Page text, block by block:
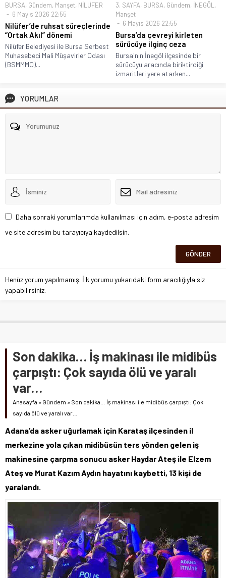
BURSA, Gündem, Manşet, NİLÜFER
6 Mayıs 2026 22:55
Nilüfer’de ruhsat süreçlerinde
“Ortak Akıl” dönemi
Nilüfer Belediyesi ile Bursa Serbest
Muhasebeci Mali Müşavirler Odası
(BSMMMO)...
3. SAYFA, BURSA, Gündem, İNEGÖL ,
Manşet
6 Mayıs 2026 22:55
Bursa’da çevreyi kirleten
sürücüye ilginç ceza
Bursa'nın İnegöl ilçesinde bir
sürücüyü aracında biriktirdiği
izmaritleri yere atarken...
YORUMLAR
Daha sonraki yorumlarımda kullanılması için adım, e-posta adresim
ve site adresim bu tarayıcıya kaydedilsin.
Henüz yorum yapılmamış. İlk yorumu yukarıdaki form aracılığıyla siz
yapabilirsiniz.
Son dakika… İş makinası ile midibüs
çarpıştı: Çok sayıda ölü ve yaralı
var…
Anasayfa » Gündem » Son dakika… İş makinası ile midibüs çarpıştı: Çok
sayıda ölü ve yaralı var…
Adana’da asker uğurlamak için Karataş ilçesinden il
merkezine yola çıkan midibüsün ters yönden gelen iş
makinesine çarpma sonucu asker Haydar Ateş ile Elzem
Ateş ve Murat Kazım Aydın hayatını kaybetti, 13 kişi de
yaralandı.